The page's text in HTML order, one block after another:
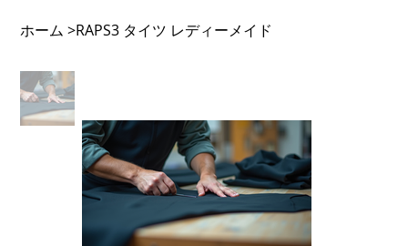
ホーム >RAPS3 タイツ レディーメイド